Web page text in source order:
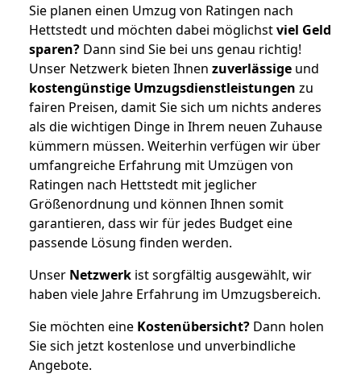
Sie planen einen Umzug von Ratingen nach
Hettstedt und möchten dabei möglichstviel Geld
sparen? Dann sind Sie bei uns genau richtig!
Unser Netzwerk bieten Ihnen zuverlässige und
kostengünstige Umzugsdienstleistungen zu
fairen Preisen, damit Sie sich um nichts anderes
als die wichtigen Dinge in Ihrem neuen Zuhause
kümmern müssen. Weiterhin verfügen wir über
umfangreiche Erfahrung mit Umzügen von
Ratingen nach Hettstedt mit jeglicher
Größenordnung und können Ihnen somit
garantieren, dass wir für jedes Budget eine
passende Lösung finden werden.
Unser Netzwerk ist sorgfältig ausgewählt, wir
haben viele Jahre Erfahrung im Umzugsbereich.
Sie möchten eine Kostenübersicht? Dann holen
Sie sich jetzt kostenlose und unverbindliche
Angebote.